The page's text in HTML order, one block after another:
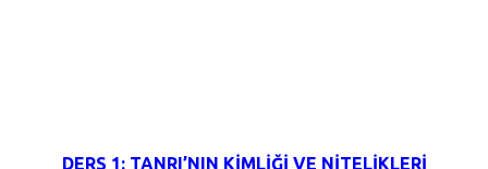
DERS 1: TANRI’NIN KİMLİĞİ VE NİTELİKLERİ